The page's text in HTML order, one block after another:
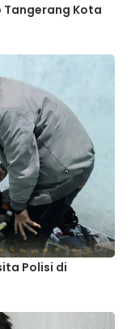
Tangerang Kota
Polisi di